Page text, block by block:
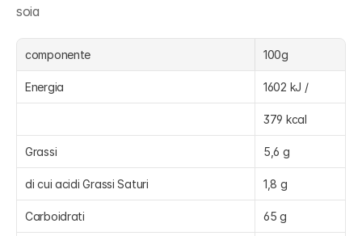
soia
componente 100g
Energia 1602 kJ /
379 kcal
Grassi 5,6 g
di cui acidi Grassi Saturi 1,8 g
Carboidrati 65 g